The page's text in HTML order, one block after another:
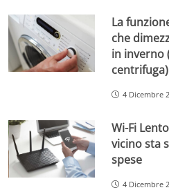
La
che
in inverno
centrifuga)
4 Dicembre
Wi-Fi
vicino sta
spese
4 Dicembre